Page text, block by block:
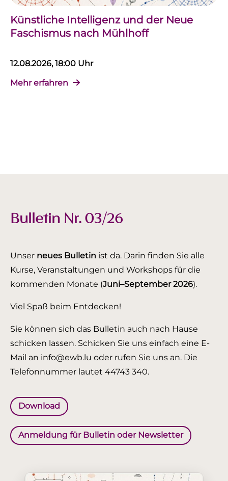
Künstliche Intelligenz und der Neue
Faschismus nach Mühlhoff
12.08.2026, 18:00 Uhr
Mehr erfahren
Bulletin Nr. 03/26
Unser neues Bulletin ist da. Darin finden Sie alle
Kurse, Veranstaltungen und Workshops für die
kommenden Monate (Juni–September 2026).
Viel Spaß beim Entdecken!
Sie können sich das Bulletin auch nach Hause
schicken lassen. Schicken Sie uns einfach eine E-
Mail an info@ewb.lu oder rufen Sie uns an. Die
Telefonnummer lautet 44743 340.
Download
Anmeldung für Bulletin oder Newsletter